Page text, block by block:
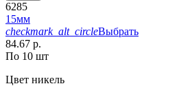
6285
15мм
checkmark_alt_circleВыбрать
84.67 р.
По 10 шт
Цвет никель